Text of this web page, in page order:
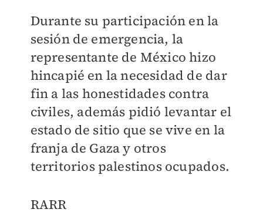
Durante su participación en la
sesión de emergencia, la
representante de México hizo
hincapié en la necesidad de dar
fin a las honestidades contra
civiles, además pidió levantar el
estado de sitio que se vive en la
franja de Gaza y otros
territorios palestinos ocupados.
RARR